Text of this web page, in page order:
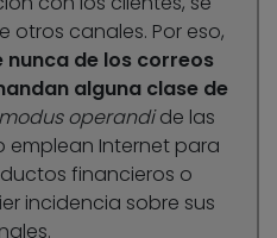
otros canales. Por eso,
nunca de los correos
alguna clase de
modus operandide las
emplean Internet para
financieros o
incidencia sobre sus